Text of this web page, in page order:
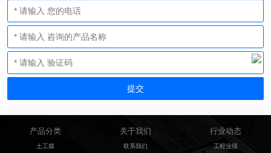
产品分类
土工膜
关于我们
联系我们
行业动态
工程业绩